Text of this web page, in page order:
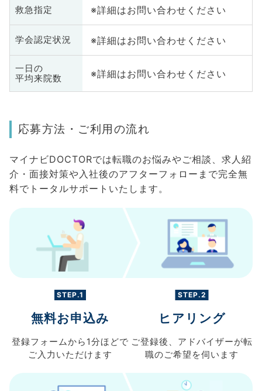
救急指定 ※詳細はお問い合わせください
学会認定状況 ※詳細はお問い合わせください
一日の
平均来院数
※詳細はお問い合わせください
応募方法・ご利用の流れ
マイナビDOCTORでは転職のお悩みやご相談、求人紹
介・面接対策や入社後のアフターフォローまで完全無
料でトータルサポートいたします。
STEP.1
無料お申込み
登録フォームから 1分ほどで
ご入力 いただけます
STEP.2
ヒアリング
ご登録後、 アドバイザーが転
職のご希望を伺います